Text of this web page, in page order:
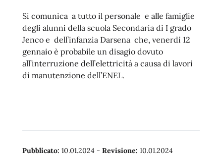
Si comunica a tutto il personale e alle famiglie
degli alunni della scuola Secondaria di I grado
Jenco e dell’infanzia Darsena che, venerdì 12
gennaio è probabile un disagio dovuto
all’interruzione dell’elettricità a causa di lavori
di manutenzione dell’ENEL.
Pubblicato: 10.01.2024 - Revisione: 10.01.2024